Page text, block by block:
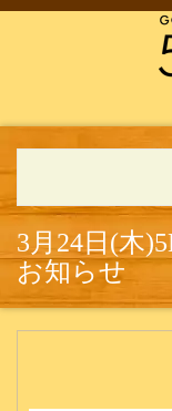
3月24日(木
お知らせ